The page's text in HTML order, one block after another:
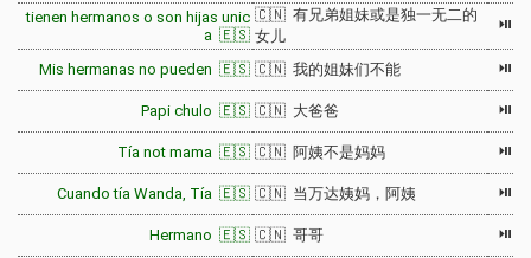
tienen hermanos o son hijas unic
a 🇪🇸
🇨🇳 有兄弟姐妹或是独一无二的
女儿
⏯
Mis hermanas no pueden 🇪🇸 🇨🇳 我的姐妹们不能 ⏯
Papi chulo 🇪🇸 🇨🇳 大爸爸 ⏯
Tía not mama 🇪🇸 🇨🇳 阿姨不是妈妈 ⏯
Cuando tía Wanda, Tía 🇪🇸 🇨🇳 当万达姨妈，阿姨 ⏯
Hermano 🇪🇸 🇨🇳 哥哥
⏯